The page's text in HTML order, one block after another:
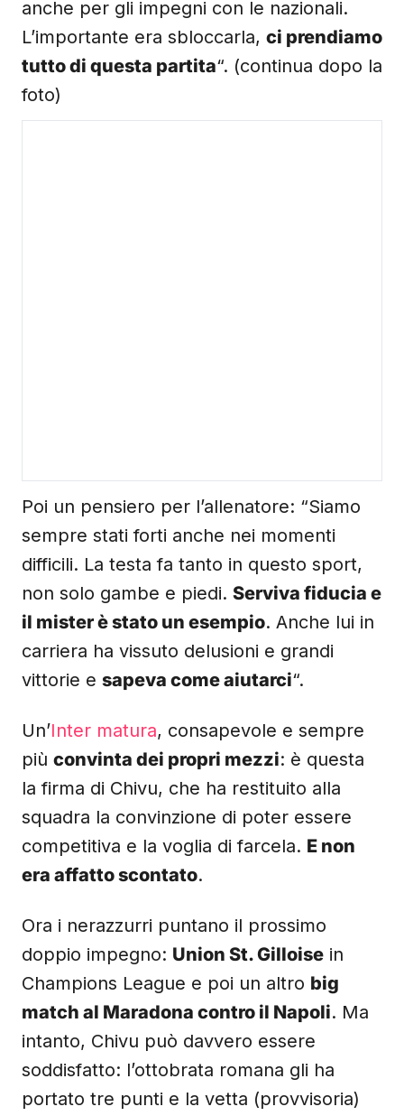
anche per gli impegni con le nazionali.
L’importante era sbloccarla, ci prendiamo
tutto di questa partita“. (continua dopo la
foto)
Poi un pensiero per l’allenatore: “Siamo
sempre stati forti anche nei momenti
difficili. La testa fa tanto in questo sport,
non solo gambe e piedi. Serviva fiducia e
il mister è stato un esempio. Anche lui in
carriera ha vissuto delusioni e grandi
vittorie e sapeva come aiutarci“.
Un’Inter matura, consapevole e sempre
più convinta dei propri mezzi: è questa
la firma di Chivu, che ha restituito alla
squadra la convinzione di poter essere
competitiva e la voglia di farcela. E non
era affatto scontato.
Ora i nerazzurri puntano il prossimo
doppio impegno: Union St. Gilloise in
Champions League e poi un altro big
match al Maradona contro il Napoli. Ma
intanto, Chivu può davvero essere
soddisfatto: l’ottobrata romana gli ha
portato tre punti e la vetta (provvisoria)